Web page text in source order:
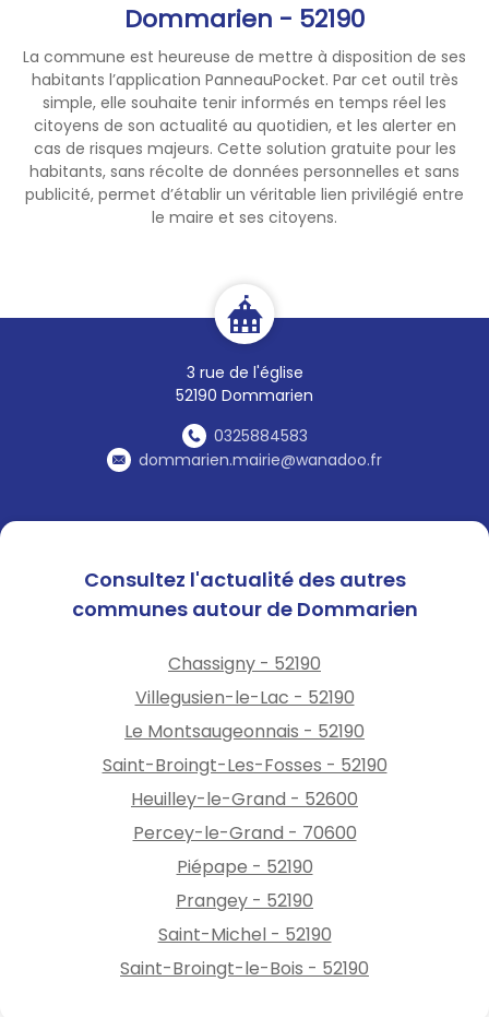
Dommarien - 52190
La commune est heureuse de mettre à disposition de ses
habitants l’application PanneauPocket. Par cet outil très
simple, elle souhaite tenir informés en temps réel les
citoyens de son actualité au quotidien, et les alerter en
cas de risques majeurs. Cette solution gratuite pour les
habitants, sans récolte de données personnelles et sans
publicité, permet d’établir un véritable lien privilégié entre
le maire et ses citoyens.
3 rue de l'église
52190 Dommarien
0325884583
dommarien.mairie@wanadoo.fr
Consultez l'actualité des autres
communes autour de Dommarien
Chassigny - 52190
Villegusien-le-Lac - 52190
Le Montsaugeonnais - 52190
Saint-Broingt-Les-Fosses - 52190
Heuilley-le-Grand - 52600
Percey-le-Grand - 70600
Piépape - 52190
Prangey - 52190
Saint-Michel - 52190
Saint-Broingt-le-Bois - 52190